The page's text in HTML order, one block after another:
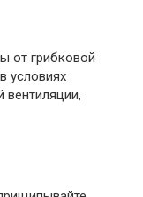
от грибковой
условиях
вентиляции,